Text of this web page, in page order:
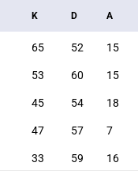
K D A
65 52 15
53 60 15
45 54 18
47 57 7
33 59 16